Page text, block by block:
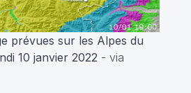
prévues sur les Alpes du
10 janvier 2022 - via